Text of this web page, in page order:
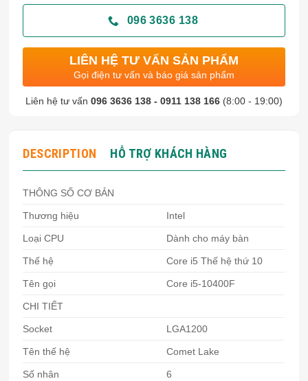
096 3636 138
Liên hệ tư vấn 096 3636 138 - 0911 138 166 (8:00 - 19:00)
LIÊN HỆ TƯ VẤN SẢN PHẨM
Gọi điện tư vấn và báo giá sản phẩm
DESCRIPTION HỖ TRỢ KHÁCH HÀNG
THÔNG SỐ CƠ BẢN
Thương hiệu Intel
Loại CPU Dành cho máy bàn
Thế hệ Core i5 Thế hệ thứ 10
Tên gọi Core i5-10400F
CHI TIẾT
Socket LGA1200
Tên thế hệ Comet Lake
Số nhân 6